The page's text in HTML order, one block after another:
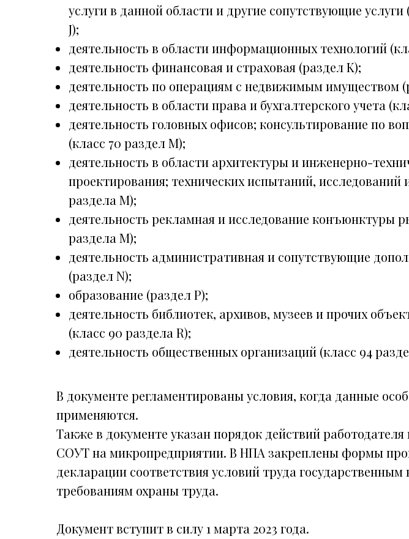
услуги в данной области и другие сопутствующие услуги
J);
деятельность в области информационных технологий
деятельность финансовая и страховая (раздел K);
деятельность по операциям с недвижимым имуществом
деятельность в области права и бухгалтерского учета
деятельность головных офисов; консультирование по
(класс 70 раздел M);
деятельность в области архитектуры и инженерно-
проектирования; технических испытаний, исследований
раздела M);
деятельность рекламная и исследование конъюнктуры
раздела M);
деятельность административная и сопутствующие
(раздел N);
образование (раздел P);
деятельность библиотек, архивов, музеев и прочих
(класс 90 раздела R);
деятельность общественных организаций (класс 94
В документе регламентированы условия, когда данные
применяются.
Также в документе указан порядок действий
СОУТ на микропредприятии. В НПА закреплены формы
декларации соответствия условий труда
требованиям охраны труда.
Документ вступит в силу 1 марта 2023 года.